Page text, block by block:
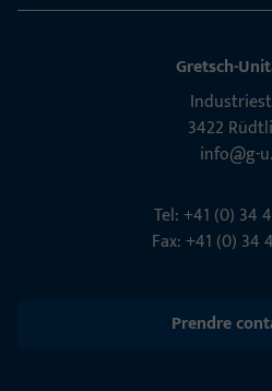
Gretsch-
3422
info@g-
Tel: +41 (0) 34
Fax: +41 (0) 34
Prendre